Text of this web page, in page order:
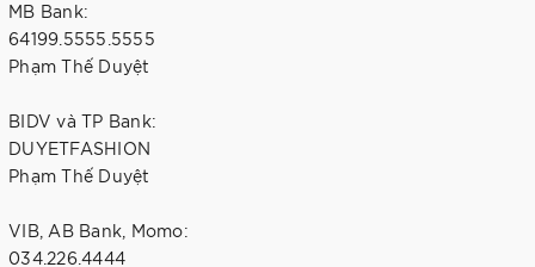
MB Bank:
64199.5555.5555
Phạm Thế Duyệt
BIDV và TP Bank:
DUYETFASHION
Phạm Thế Duyệt
VIB, AB Bank, Momo:
034.226.4444